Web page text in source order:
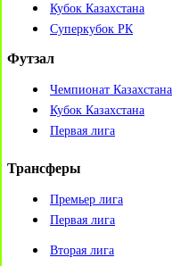
Кубок Казахстана
Суперкубок РК
Футзал
Чемпионат Казахстана
Кубок Казахстана
Первая лига
Трансферы
Премьер лига
Первая лига
Вторая лига